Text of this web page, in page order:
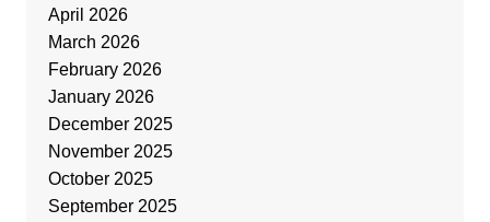
April 2026
March 2026
February 2026
January 2026
December 2025
November 2025
October 2025
September 2025